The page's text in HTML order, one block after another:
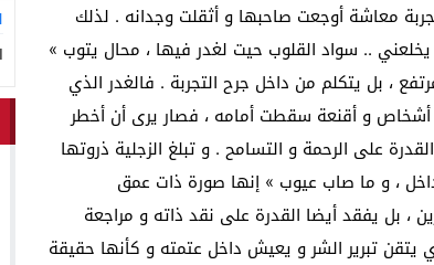
معاشة أوجعت صاحبها و أثقلت وجدانه . لذلك
يخلعني .. سواد القلوب حيت لغدر فيها ، محال يتوب »
، بل يتكلم من داخل جرح التجربة . فالغدر الذي
أشخاص و أقنعة سقطت أمامه ، فصار يرى أن أخطر
على الرحمة و التسامح . و تبلغ الزجلية ذروتها
، و ما صاب عيوب » إنها صورة ذات عمق
، بل يفقد أيضا القدرة على نقد ذاته و مراجعة
يتقن تبرير الشر و يعيش داخل عتمته و كأنها حقيقة